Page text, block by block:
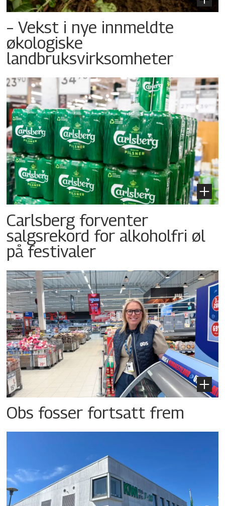
– Vekst i nye innmeldte
økologiske
landbruksvirksomheter
Carlsberg forventer
salgsrekord for alkoholfri øl
på festivaler
Obs fosser fortsatt frem